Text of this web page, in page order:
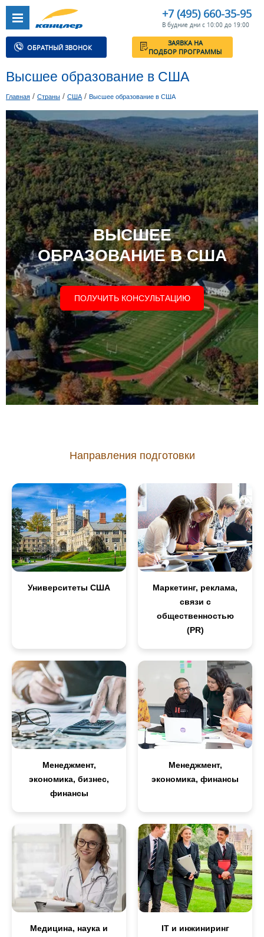
+7 (495) 660-35-95
В будние дни с 10:00 до 19:00
ОБРАТНЫЙ ЗВОНОК
ЗАЯВКА НА
ПОДБОР ПРОГРАММЫ
Высшее образование в США
Главная / Страны / США / Высшее образование в США
ВЫСШЕЕ
ОБРАЗОВАНИЕ В США
ПОЛУЧИТЬ КОНСУЛЬТАЦИЮ
Направления подготовки
Университеты США
Маркетинг, реклама,
связи с
общественностью
(PR)
Менеджмент,
экономика, бизнес,
финансы
Менеджмент,
экономика, финансы
Медицина, наука и
IT и инжиниринг